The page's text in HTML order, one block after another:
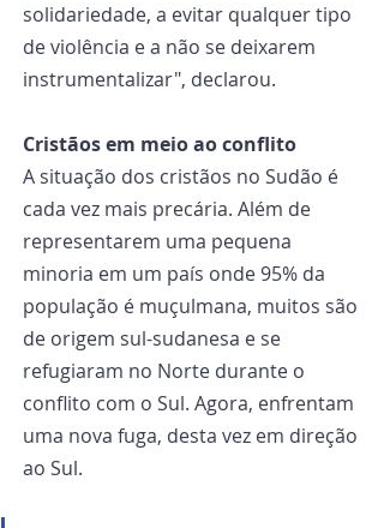
solidariedade, a evitar qualquer tipo
de violência e a não se deixarem
instrumentalizar", declarou.
Cristãos em meio ao conflito
A situação dos cristãos no Sudão é
cada vez mais precária. Além de
representarem uma pequena
minoria em um país onde 95% da
população é muçulmana, muitos são
de origem sul-sudanesa e se
refugiaram no Norte durante o
conflito com o Sul. Agora, enfrentam
uma nova fuga, desta vez em direção
ao Sul.